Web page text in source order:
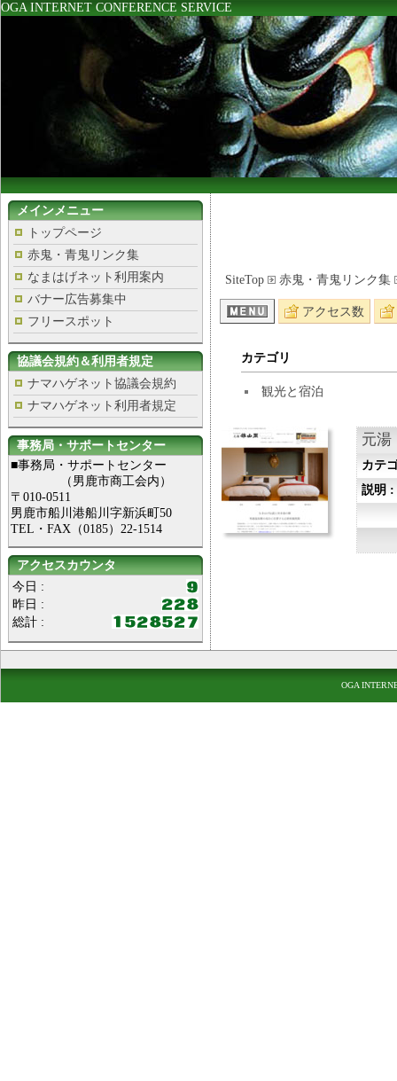
OGA INTERNET CONFERENCE SERVICE
メインメニュー
トップページ
赤鬼・青鬼リンク集
なまはげネット利用案内
バナー広告募集中
フリースポット
協議会規約＆利用者規定
ナマハゲネット協議会規約
ナマハゲネット利用者規定
事務局・サポートセンター
■事務局・サポートセンター
（男鹿市商工会内）
〒010-0511
男鹿市船川港船川字新浜町50
TEL・FAX（0185）22-1514
アクセスカウンタ
今日 :
昨日 :
総計 :
SiteTop 赤鬼・青鬼リンク集
アクセス数
カテゴリ
観光と宿泊
元
カテ
説明 :
OGA